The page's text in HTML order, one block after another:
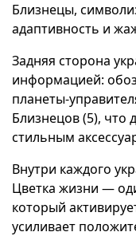
Близнецы,
адаптивность и
Задняя сторона
информацией:
планеты-
Близнецов (5), что
стильным
Внутри каждого
Цветка жизни —
который
усиливает